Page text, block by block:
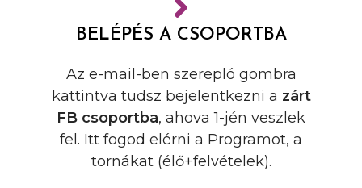
BELÉPÉS A CSOPORTBA
Az e-mail-ben szerepló gombra
kattintva tudsz bejelentkezni a zárt
FB csoportba, ahova 1-jén veszlek
fel. Itt fogod elérni a Programot, a
tornákat (élő+felvételek).